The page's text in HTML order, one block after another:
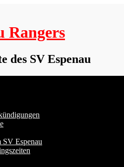
Rangers
des SV Espenau
Espenau